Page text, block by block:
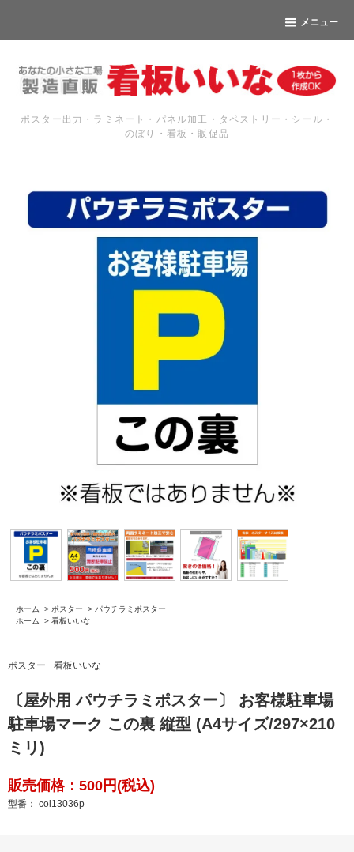
メニュー
ポスター出力・ラミネート・パネル加工・タペストリー・シール・
のぼり・看板・販促品
ホーム > ポスター > パウチラミポスター
ホーム
> 看板いいな
ポスター 看板いいな
〔屋外用 パウチラミポスター〕 お客様駐車場
駐車場マーク この裏 縦型 (A4サイズ/297×210
ミリ)
販売価格：500円(税込)
型番： col13036p